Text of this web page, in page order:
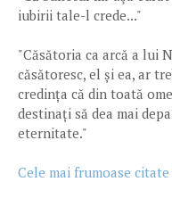
iubirii tale-l crede..."
"Căsătoria ca arcă a lui
căsătoresc, el și ea, ar
credința că din toată
destinați să dea mai
eternitate."
Cele mai frumoase